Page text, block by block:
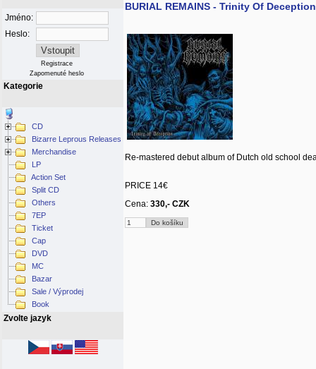
Jméno:
Heslo:
Registrace
Zapomenuté heslo
Kategorie
CD
Bizarre Leprous Releases
Merchandise
LP
Action Set
Split CD
Others
7EP
Ticket
Cap
DVD
MC
Bazar
Sale / Výprodej
Book
Zvolte jazyk
BURIAL REMAINS - Trinity Of Deception
Re-mastered debut album of Dutch old school
PRICE 14€
Cena: 330,- CZK